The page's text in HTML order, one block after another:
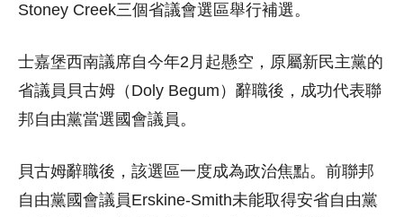
Stoney Creek三個省議會選區舉行補選。
士嘉堡西南議席自今年2月起懸空，原屬新民主黨的
省議員貝古姆（Doly Begum）辭職後，成功代表聯
邦自由黨當選國會議員。
貝古姆辭職後，該選區一度成為政治焦點。前聯邦
自由黨國會議員Erskine-Smith未能取得安省自由黨